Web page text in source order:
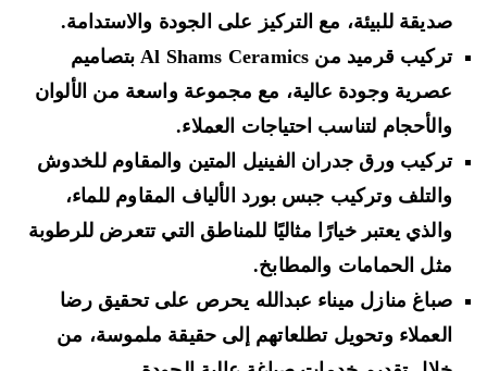
صديقة للبيئة، مع التركيز على الجودة والاستدامة.
تركيب قرميد من Al Shams Ceramics بتصاميم
عصرية وجودة عالية، مع مجموعة واسعة من الألوان
والأحجام لتناسب احتياجات العملاء.
تركيب ورق جدران الفينيل المتين والمقاوم للخدوش
والتلف وتركيب جبس بورد الألياف المقاوم للماء،
والذي يعتبر خيارًا مثاليًا للمناطق التي تتعرض للرطوبة
مثل الحمامات والمطابخ.
صباغ منازل ميناء عبدالله يحرص على تحقيق رضا
العملاء وتحويل تطلعاتهم إلى حقيقة ملموسة، من